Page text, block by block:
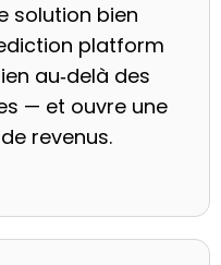
solution bien
platform
au‑delà des
— et ouvre une
revenus.